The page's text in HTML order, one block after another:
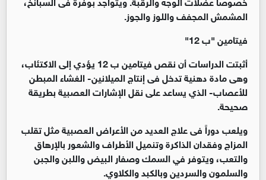
المشمش المجفف واللوز والجوز.
فيتامين "ب 12"
أثبتت الدراسات أن نقص فيتامين ب 12 يؤدي إلى الاكتئاب،
وهى مادة دهنية تدخل فى إنتاج الميلانين- الغشاء المبطن
للأعصاب- الذي يساعد على نقل الإشارات العصبية بطريقة
صحيحة.
ويلعب دوراً فى علاج العديد من الأعراض العصبية مثل تقلب
المزاج وفقدان الذاكرة وتنميل الأطراف والشعور بالإرهاق
والتعب، ويتوفر في السمك وصفار البيض واللبن والجبن
والسلمون والسردين وبالكبد والكلاوي.